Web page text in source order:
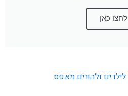
לחצו כאן